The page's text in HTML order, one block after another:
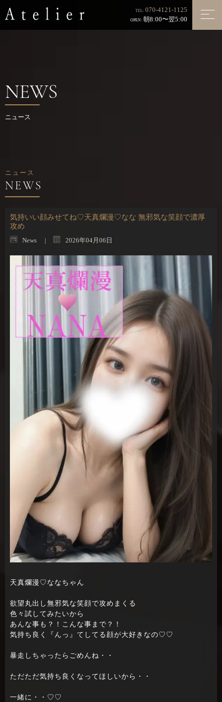
TEL: 070-4121-1125
OPEN: 朝8:00〜翌5:00
NEWS
ニュース
ニュース
気持いい顔みせてね♡天真爛漫♡なな 無邪気な笑顔で濃厚
攻め
News 2026年04月06日
天真爛漫♡ななちゃん
欲望丸出し無邪気な笑顔で攻めまくる
色々試してみたいから
あんな事も？！こんな事まで？！
気持ち良く『んっ』てしてる顔が大好きなの♡♡
暴走しちゃったらごめんね・・
ただただ気持ち良くなってほしいから・・
一緒に・・♡♡